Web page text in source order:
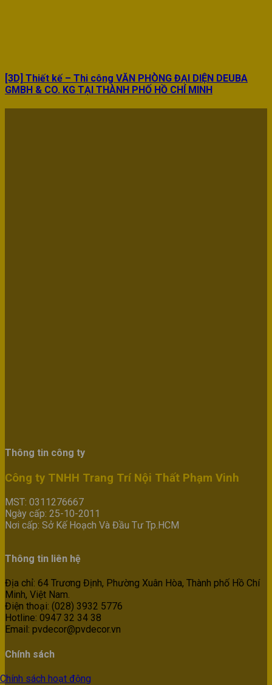
[3D] Thiết kế – Thi công VĂN PHÒNG ĐẠI DIỆN DEUBA
GMBH & CO. KG TẠI THÀNH PHỐ HỒ CHÍ MINH
Thông tin công ty
Công ty TNHH Trang Trí Nội Thất Phạm Vinh
MST: 0311276667
Ngày cấp: 25-10-2011
Nơi cấp: Sở Kế Hoạch Và Đầu Tư Tp.HCM
Thông tin liên hệ
Địa chỉ: 64 Trương Định, Phường Xuân Hòa, Thành phố Hồ Chí
Minh, Việt Nam.
Điện thoại: (028) 3932 5776
Hotline: 0947 32 34 38
Email: pvdecor@pvdecor.vn
Chính sách
Chính sách hoạt động